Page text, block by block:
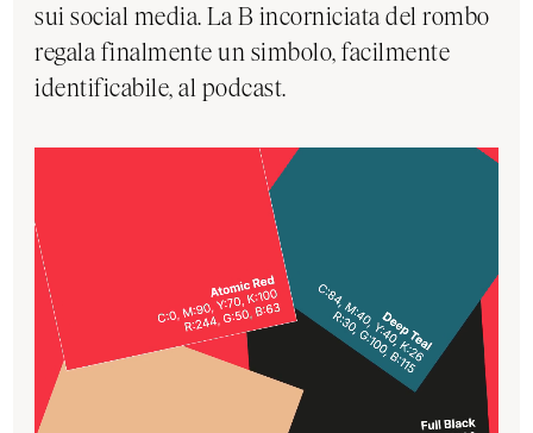
sui social media. La B incorniciata del rombo
regala finalmente un simbolo, facilmente
identificabile, al podcast.